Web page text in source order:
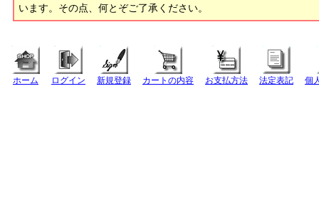
います。その点、何とぞご了承ください。
ホーム ログイン 新規登録 カートの内容 お支払方法 法定表記 個